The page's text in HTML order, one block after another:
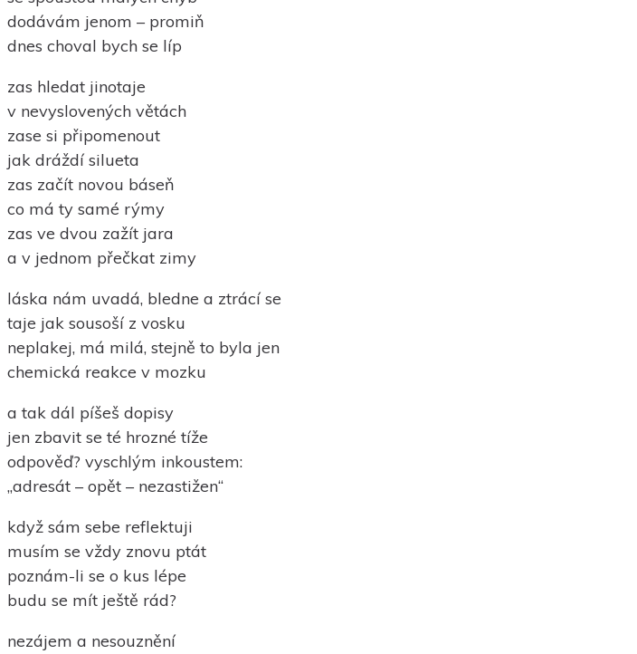
dodávám jenom – promiň
dnes choval bych se líp
zas hledat jinotaje
v nevyslovených větách
zase si připomenout
jak dráždí silueta
zas začít novou báseň
co má ty samé rýmy
zas ve dvou zažít jara
a v jednom přečkat zimy
láska nám uvadá, bledne a ztrácí se
taje jak sousoší z vosku
neplakej, má milá, stejně to byla jen
chemická reakce v mozku
a tak dál píšeš dopisy
jen zbavit se té hrozné tíže
odpověď? vyschlým inkoustem:
„adresát – opět – nezastižen“
když sám sebe reflektuji
musím se vždy znovu ptát
poznám-li se o kus lépe
budu se mít ještě rád?
nezájem a nesouznění